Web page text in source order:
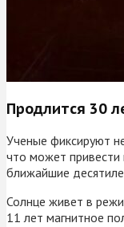
Продлится 30
Ученые фиксируют
что может
ближайшие
Солнце живет в
11 лет магнитное